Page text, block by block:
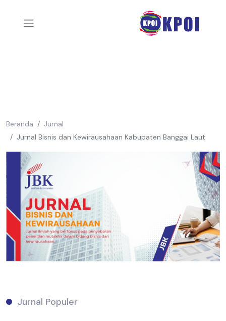
Beranda
Jurnal
Jurnal Bisnis dan Kewirausahaan Kabupaten Banggai Laut
Jurnal Populer